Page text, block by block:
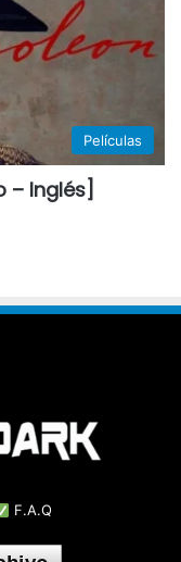
Películas
– Inglés]
F.A.Q